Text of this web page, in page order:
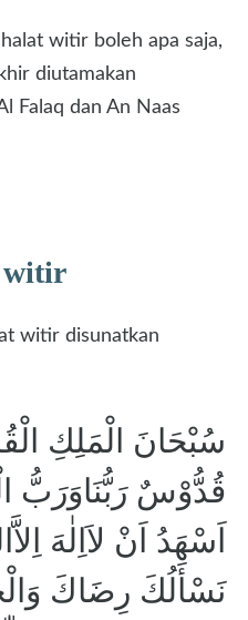
witir boleh apa saja,
diutamakan
Falaq dan An Naas
witir
witir disunatkan
سُبْحَانَ الْمَلِكِ
قُدُّوْسٌ رَبُّنَاوَرَبُّ
اَسْهَدُ اَنْ لاَاِلٰهَ
نَسْأَلُكَ رِضَاكَ